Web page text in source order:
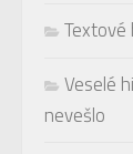
Textové
Veselé
nevešlo